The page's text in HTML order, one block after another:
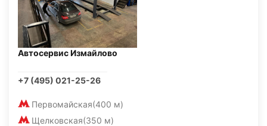
Автосервис Измайлово
+7 (495) 021-25-26
Первомайская(400 м)
Щелковская(350 м)